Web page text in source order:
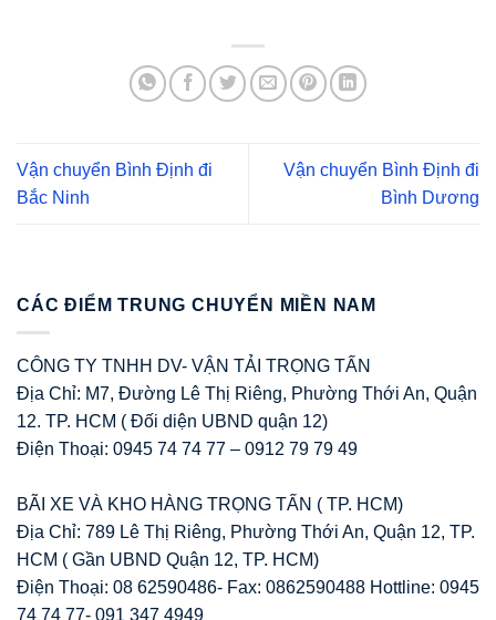
Vận chuyển Bình Định đi
Bắc Ninh
Vận chuyển Bình Định đi
Bình Dương
CÁC ĐIỂM TRUNG CHUYỂN MIỀN NAM
CÔNG TY TNHH DV- VẬN TẢI TRỌNG TẤN
Địa Chỉ: M7, Đường Lê Thị Riêng, Phường Thới An, Quận
12. TP. HCM ( Đối diện UBND quận 12)
Điện Thoại: 0945 74 74 77 – 0912 79 79 49
BÃI XE VÀ KHO HÀNG TRỌNG TẤN ( TP. HCM)
Địa Chỉ: 789 Lê Thị Riêng, Phường Thới An, Quận 12, TP.
HCM ( Gần UBND Quận 12, TP. HCM)
Điện Thoại: 08 62590486- Fax: 0862590488 Hottline: 0945
74 74 77- 091 347 4949